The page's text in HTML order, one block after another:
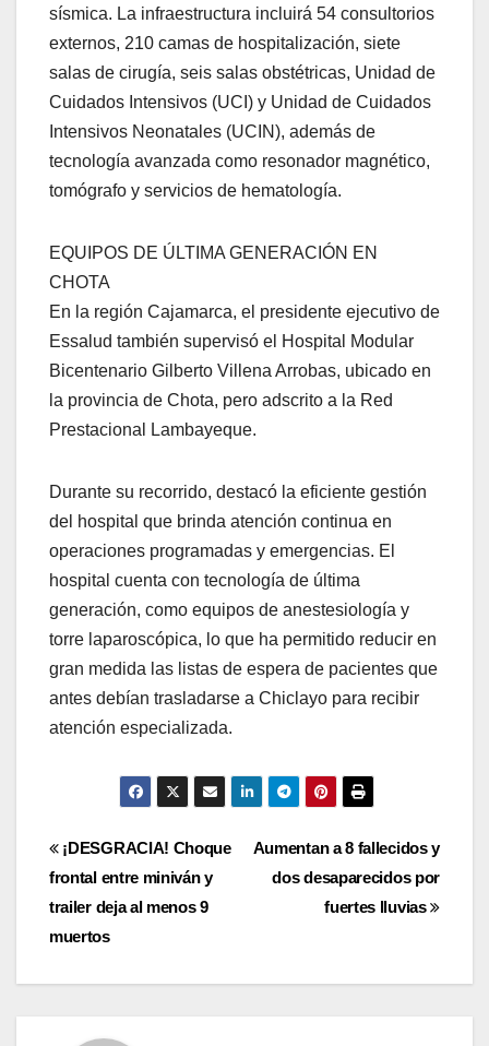
sísmica. La infraestructura incluirá 54 consultorios
externos, 210 camas de hospitalización, siete
salas de cirugía, seis salas obstétricas, Unidad de
Cuidados Intensivos (UCI) y Unidad de Cuidados
Intensivos Neonatales (UCIN), además de
tecnología avanzada como resonador magnético,
tomógrafo y servicios de hematología.
EQUIPOS DE ÚLTIMA GENERACIÓN EN
CHOTA
En la región Cajamarca, el presidente ejecutivo de
Essalud también supervisó el Hospital Modular
Bicentenario Gilberto Villena Arrobas, ubicado en
la provincia de Chota, pero adscrito a la Red
Prestacional Lambayeque.
Durante su recorrido, destacó la eficiente gestión
del hospital que brinda atención continua en
operaciones programadas y emergencias. El
hospital cuenta con tecnología de última
generación, como equipos de anestesiología y
torre laparoscópica, lo que ha permitido reducir en
gran medida las listas de espera de pacientes que
antes debían trasladarse a Chiclayo para recibir
atención especializada.
Navegación
de
entradas
Aumentan a 8 fallecidos y
dos desaparecidos por
fuertes lluvias
¡DESGRACIA! Choque
frontal entre miniván y
trailer deja al menos 9
muertos